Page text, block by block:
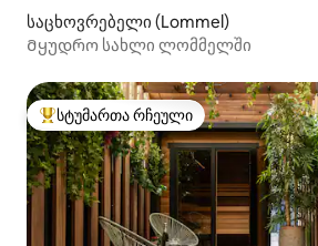
საცხოვრებელი (Lommel)
Მყუდრო სახლი ლომმელში
სტუმართა რჩეული მოწინავე ვარიანტი
სტუმართა რჩეული